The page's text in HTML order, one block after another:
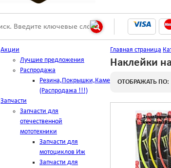
Акции
Лучшие предложения
Распродажа
Резина,Покрышки,Камеры
(Распродажа !!!)
Запчасти
Запчасти для
отечественной
мототехники
Запчасти для
мотоциклов Иж
Запчасти для
Главная страница
Наклейки
ОТОБРАЖАТЬ ПО: